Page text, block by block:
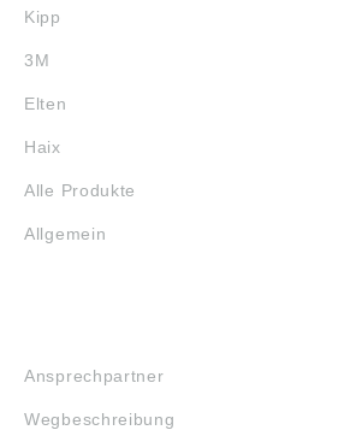
Kipp
3M
Elten
Haix
Alle Produkte
Allgemein
Ansprechpartner
Wegbeschreibung